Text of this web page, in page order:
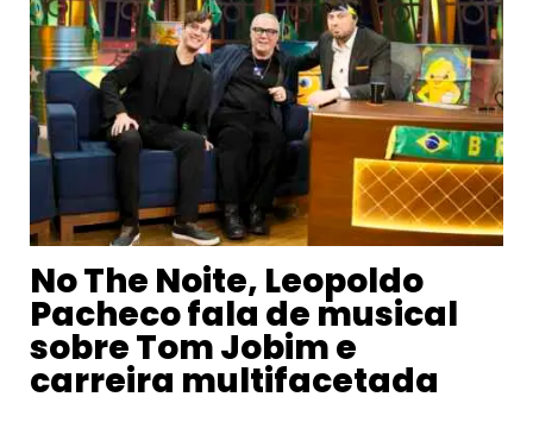
No The Noite, Leopoldo
Pacheco fala de musical
sobre Tom Jobim e
carreira multifacetada